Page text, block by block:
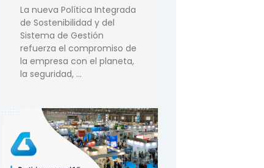
La nueva Política Integrada
de Sostenibilidad y del
Sistema de Gestión
refuerza el compromiso de
la empresa con el planeta,
la seguridad, …